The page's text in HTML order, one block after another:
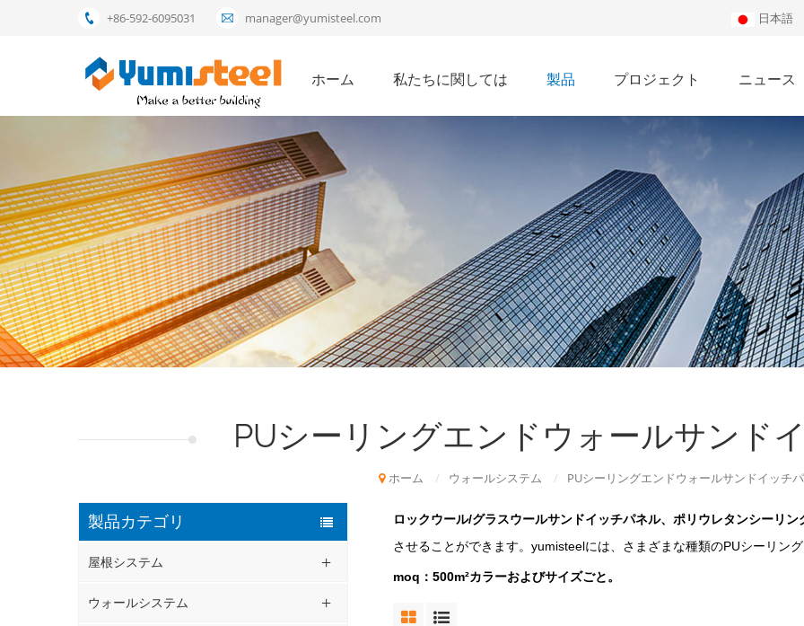
+86-592-6095031 manager@yumisteel.com 日本語
ホーム 私たちに関しては 製品 プロジェクト ニュース
PUシーリングエンドウォールサンド
ホーム / ウォールシステム / PUシーリングエンドウォールサンドイッチ
製品カテゴリ
屋根システム
ウォールシステム
ロックウール/グラスウールサンドイッチパネル、ポリウレタンシーリン
させることができます。yumisteelには、さまざまな種類のPUシーリン
moq：500m²カラーおよびサイズごと。